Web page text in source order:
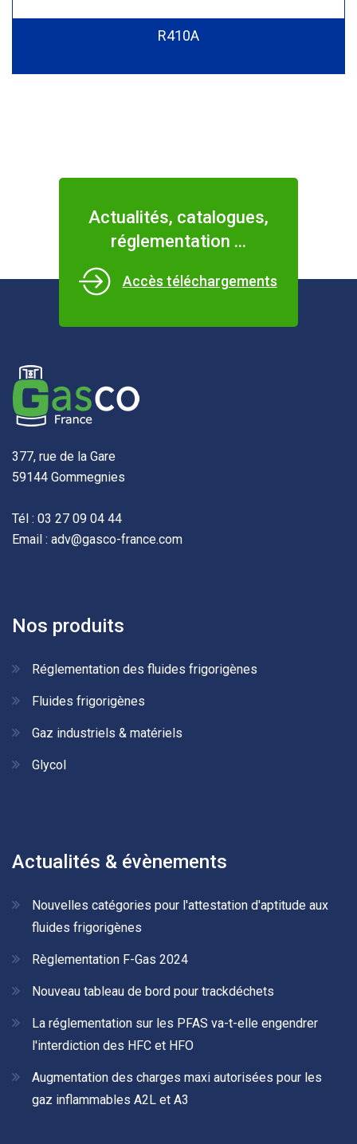
R410A
Actualités, catalogues,
réglementation ...
Accès téléchargements
377, rue de la Gare
59144 Gommegnies
Tél : 03 27 09 04 44
Email : adv@gasco-france.com
Nos produits
Réglementation des fluides frigorigènes
Fluides frigorigènes
Gaz industriels & matériels
Glycol
Actualités & évènements
Nouvelles catégories pour l'attestation d'aptitude aux
fluides frigorigènes
Règlementation F-Gas 2024
Nouveau tableau de bord pour trackdéchets
La réglementation sur les PFAS va-t-elle engendrer
l'interdiction des HFC et HFO
Augmentation des charges maxi autorisées pour les
gaz inflammables A2L et A3